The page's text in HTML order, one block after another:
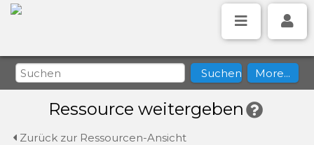
Ressource weitergeben
Zurück zur Ressourcen-Ansicht